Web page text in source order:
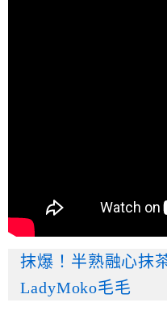
抹爆！半熟融心抹
LadyMoko毛毛